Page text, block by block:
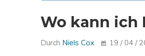
Wo kann ich
Durch Niels Cox 19 / 04 /